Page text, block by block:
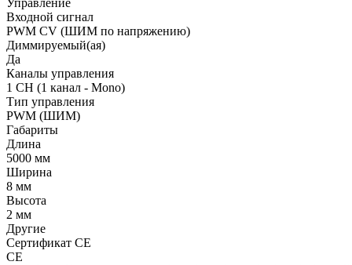
Управление
Входной сигнал
PWM СV (ШИМ по напряжению)
Диммируемый(ая)
Да
Каналы управления
1 CH (1 канал - Mono)
Тип управления
PWM (ШИМ)
Габариты
Длина
5000 мм
Ширина
8 мм
Высота
2 мм
Другие
Сертификат CE
CE